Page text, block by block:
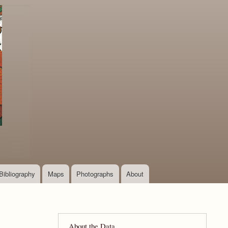
Bibliography Maps Photographs About